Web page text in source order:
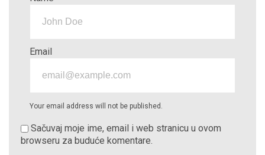
Email
Your email address will not be published.
Sačuvaj moje ime, email i web stranicu u ovom
browseru za buduće komentare.